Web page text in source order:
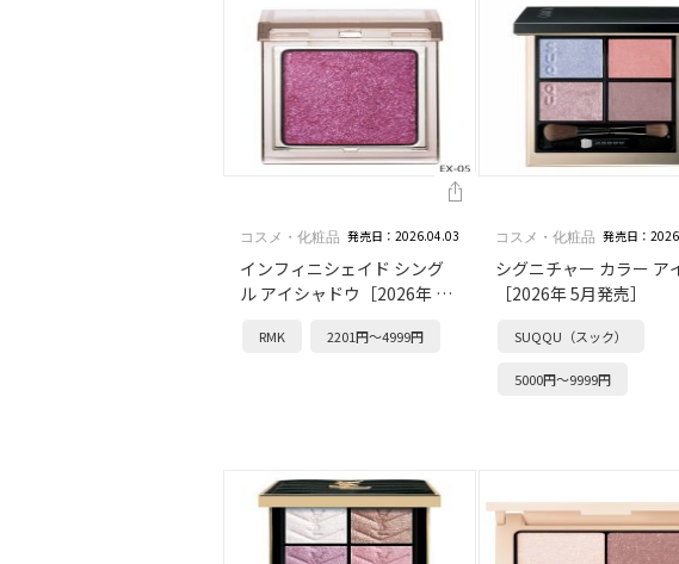
コスメ・化粧品 発売日：2026.04.03
インフィニシェイド シング
ル アイシャドウ［2026年 4
RMK 2201円～4999円
コスメ・化粧品 発売日：
シグニチャー カラー ア
［2026年 5月発売］
SUQQU（スック）
5000円～9999円